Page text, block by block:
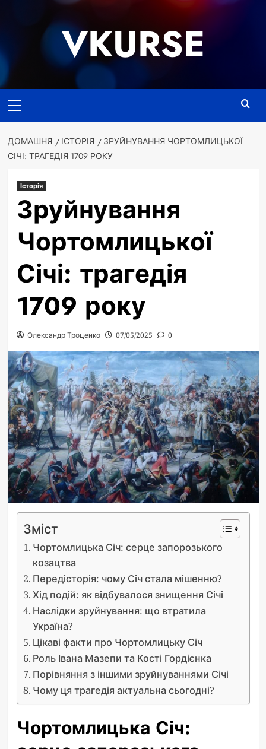
VKURSE
меню
ДОМАШНЯ ІСТОРІЯ
ЗРУЙНУВАННЯ ЧОРТОМЛИЦЬКОЇ
СІЧІ: ТРАГЕДІЯ 1709 РОКУ
Історія
Зруйнування
Чортомлицької
Січі: трагедія
1709 року
Олександр Троценко 07/05/2025 0
Зміст
Чортомлицька Січ: серце запорозького
козацтва
Передісторія: чому Січ стала мішенню?
Хід подій: як відбувалося знищення Січі
Наслідки зруйнування: що втратила
Україна?
Цікаві факти про Чортомлицьку Січ
Роль Івана Мазепи та Кості Гордієнка
Порівняння з іншими зруйнуваннями Січі
Чому ця трагедія актуальна сьогодні?
Чортомлицька Січ: